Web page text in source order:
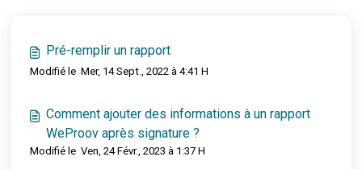
Pré-remplir un rapport
Modifié le Mer, 14 Sept., 2022 à 4:41 H
Comment ajouter des informations à un rapport
WeProov après signature ?
Modifié le Ven, 24 Févr., 2023 à 1:37 H